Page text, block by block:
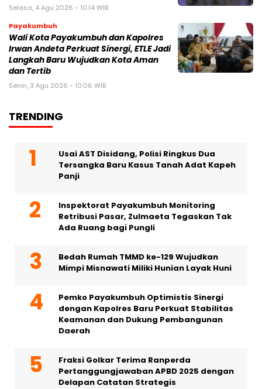
Selasa, 4 Agu 2026 - 10:14 WIB
Payakumbuh
Wali Kota Payakumbuh dan Kapolres
Irwan Andeta Perkuat Sinergi, ETLE Jadi
Langkah Baru Wujudkan Kota Aman
dan Tertib
Senin, 3 Agu 2026 - 10:06 WIB
TRENDING
Usai AST Disidang, Polisi Ringkus Dua
Tersangka Baru Kasus Tanah Adat Kapeh
Panji
Inspektorat Payakumbuh Monitoring
Retribusi Pasar, Zulmaeta Tegaskan Tak
Ada Ruang bagi Pungli
Bedah Rumah TMMD ke-129 Wujudkan
Mimpi Misnawati Miliki Hunian Layak Huni
Pemko Payakumbuh Optimistis Sinergi
dengan Kapolres Baru Perkuat Stabilitas
Keamanan dan Dukung Pembangunan
Daerah
Fraksi Golkar Terima Ranperda
Pertanggungjawaban APBD 2025 dengan
Delapan Catatan Strategis